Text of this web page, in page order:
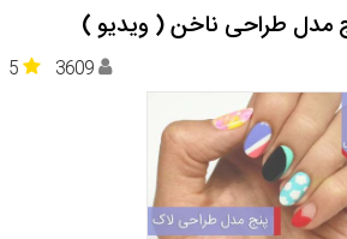
مدل طراحی ناخن ( ویدیو )
5 3609